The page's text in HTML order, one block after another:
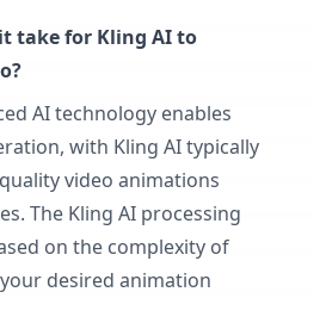
take for Kling AI to
AI technology enables
with Kling AI typically
video animations
The Kling AI processing
on the complexity of
desired animation